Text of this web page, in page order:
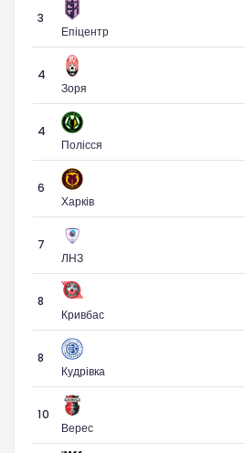
3
Епіцентр
4
Зоря
4
Полісся
6
Харків
7
ЛНЗ
8
Кривбас
8
Кудрівка
10
Верес